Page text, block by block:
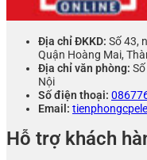
Địa chỉ ĐKKD: Số 43,
Quận Hoàng Mai,
Địa chỉ văn phòng:
Nội
Số điện thoại:
Email:
Hỗ trợ khách